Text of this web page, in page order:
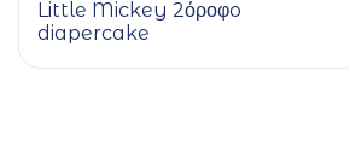
Little Mickey 2όροφo
diapercake